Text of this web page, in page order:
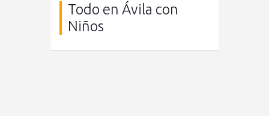
Todo en Ávila con
Niños